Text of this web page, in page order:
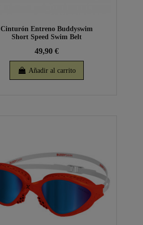
Cinturón Entreno Buddyswim
Short Speed Swim Belt
49,90 €
Añadir al carrito